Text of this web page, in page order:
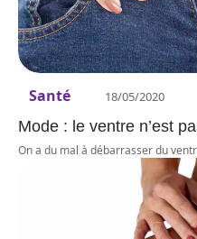
Santé 18/05/2020
Mode : le ventre n’est
On a du mal à débarrasser du